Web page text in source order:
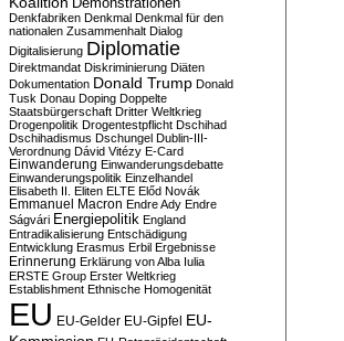
Denkfabriken Denkmal Denkmal für den
nationalen Zusammenhalt Dialog
Digitalisierung Diplomatie
Direktmandat Diskriminierung Diäten
Dokumentation Donald Trump Donald
Tusk Donau Doping Doppelte
Staatsbürgerschaft Dritter Weltkrieg
Drogenpolitik Drogentestpflicht Dschihad
Dschihadismus Dschungel Dublin-III-
Verordnung Dávid Vitézy E-Card
Einwanderung Einwanderungsdebatte
Einwanderungspolitik Einzelhandel
Elisabeth II. Eliten ELTE Előd Novák
Emmanuel Macron Endre Ady Endre
Ságvári Energiepolitik England
Entradikalisierung Entschädigung
Entwicklung Erasmus Erbil Ergebnisse
Erinnerung Erklärung von Alba Iulia
ERSTE Group Erster Weltkrieg
Establishment Ethnische Homogenität
EU EU-Gelder EU-Gipfel EU-